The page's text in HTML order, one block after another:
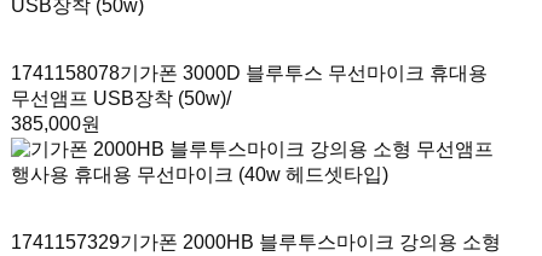
1741158078기가폰 3000D 블루투스 무선마이크 휴대용
무선앰프 USB장착 (50w)/
385,000원
1741157329기가폰 2000HB 블루투스마이크 강의용 소형